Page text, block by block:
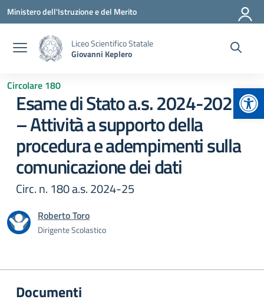
Vai ai contenuti
Vai al menu di navigazione
Vai al footer
Ministero dell'Istruzione e del Merito
Liceo Scientifico Statale
Giovanni Keplero
Circolare 180
Esame di Stato a.s. 2024-2025
– Attività a supporto della
procedura e adempimenti sulla
comunicazione dei dati
Circ. n. 180 a.s. 2024-25
Roberto Toro
Dirigente Scolastico
Documenti